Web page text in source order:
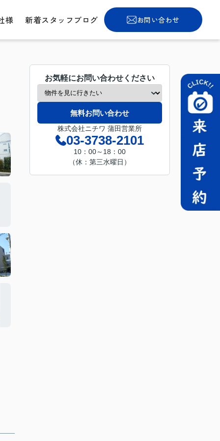
様 新着スタッフブログ お問い合わせ
お気軽にお問い合わせください
無料お問い合わせ
株式会社ニチワ 蒲田営業所
03-3738-2101
10：00～18：00
（休：第三水曜日）